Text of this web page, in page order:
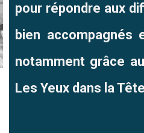
pour répondre aux
bien
notamment grâce
Les Yeux dans la